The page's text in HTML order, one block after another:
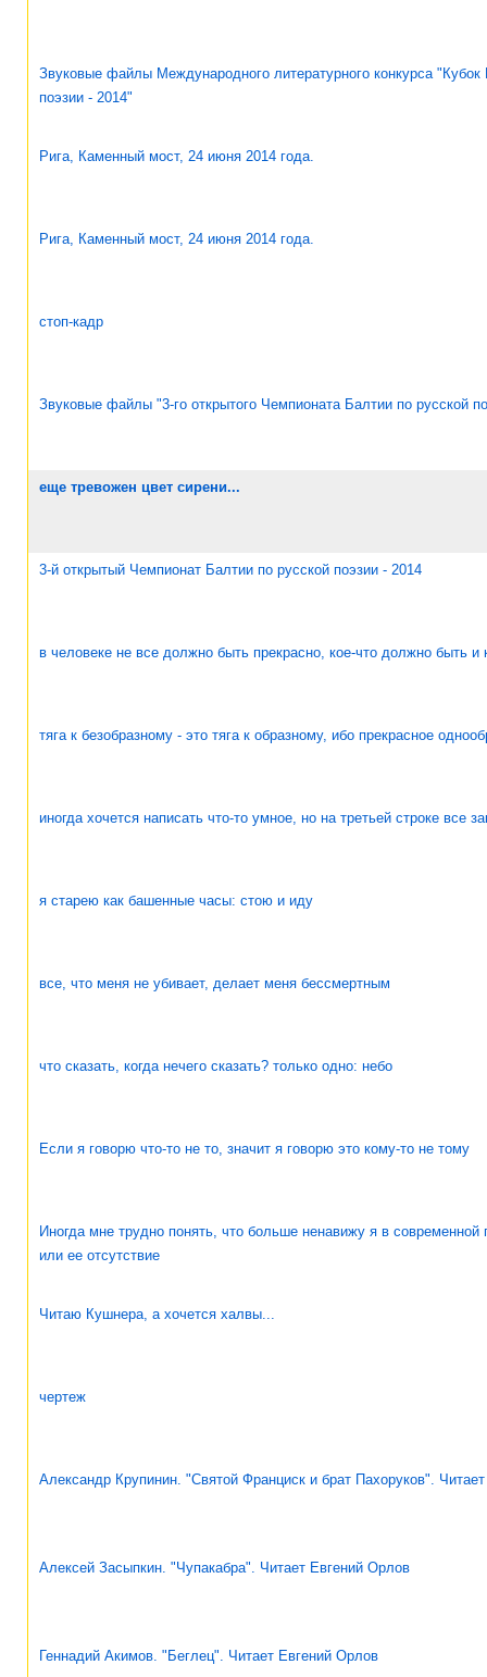
Звуковые файлы Международного литературного конкурса "Кубок
поэзии - 2014"
Рига, Каменный мост, 24 июня 2014 года.
Рига, Каменный мост, 24 июня 2014 года.
стоп-кадр
Звуковые файлы "3-го открытого Чемпионата Балтии по русской
еще тревожен цвет сирени...
3-й открытый Чемпионат Балтии по русской поэзии - 2014
в человеке не все должно быть прекрасно, кое-что должно быть и
тяга к безобразному - это тяга к образному, ибо прекрасное
иногда хочется написать что-то умное, но на третьей строке все
я старею как башенные часы: стою и иду
все, что меня не убивает, делает меня бессмертным
что сказать, когда нечего сказать? только одно: небо
Если я говорю что-то не то, значит я говорю это кому-то не тому
Иногда мне трудно понять, что больше ненавижу я в современной
или ее отсутствие
Читаю Кушнера, а хочется халвы...
чертеж
Александр Крупинин. "Святой Франциск и брат Пахоруков".
Алексей Засыпкин. "Чупакабра". Читает Евгений Орлов
Геннадий Акимов. "Беглец". Читает Евгений Орлов